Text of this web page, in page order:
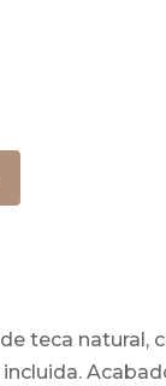
teca natural,